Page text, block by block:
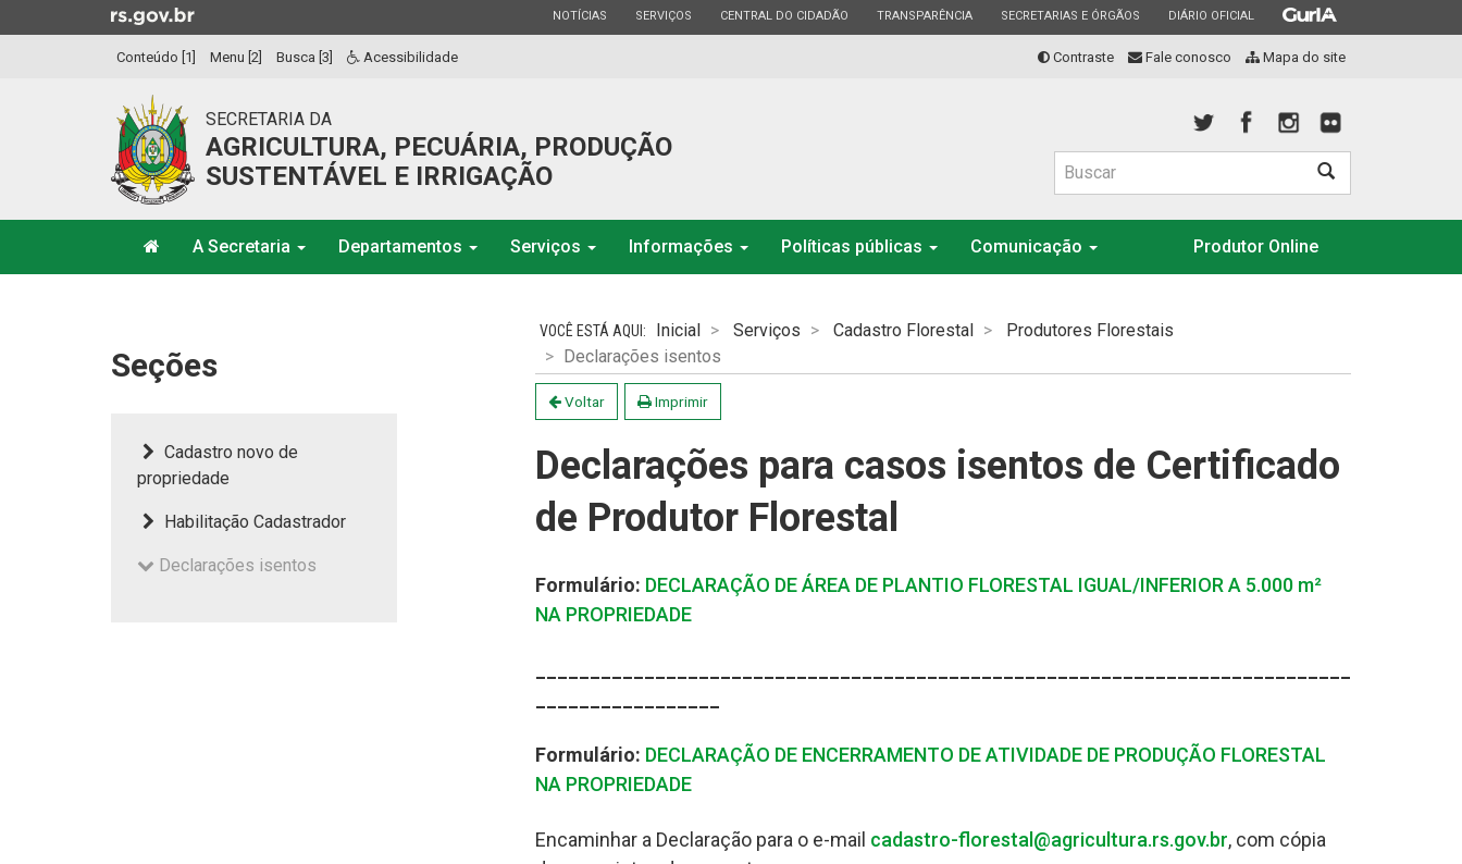
para
Ir
a
ESTADO
NOTÍCIAS ESTADO
SERVIÇOS ESTADO
CENTRAL DO CIDADÃO ESTADO
TRANSPARÊNCIA ESTADO
SECRETARIAS E ÓRGÃOS ESTADO
DIÁRIO OFICIAL ESTADO
Conteúdo [1] Menu [2] Busca [3] Acessibilidade Contraste Fale conosco Mapa do site
SECRETARIA DA
AGRICULTURA, PECUÁRIA, PRODUÇÃO
SUSTENTÁVEL E IRRIGAÇÃO
A Secretaria Departamentos Serviços Informações Políticas públicas Comunicação
Produtor Online
Seções
Cadastro novo de
propriedade
Habilitação Cadastrador
Declarações isentos
Inicial Serviços Cadastro Florestal
Produtores Florestais
Declarações isentos
Voltar Imprimir
Declarações para casos isentos de Certificado
de Produtor Florestal
Formulário: DECLARAÇÃO DE ÁREA DE PLANTIO FLORESTAL IGUAL/INFERIOR A 5.000 m²
NA PROPRIEDADE
Formulário: DECLARAÇÃO DE ENCERRAMENTO DE ATIVIDADE DE PRODUÇÃO FLORESTAL
NA PROPRIEDADE
Encaminhar a Declaração para o e-mail cadastro-florestal@agricultura.rs.gov.br, com cópia